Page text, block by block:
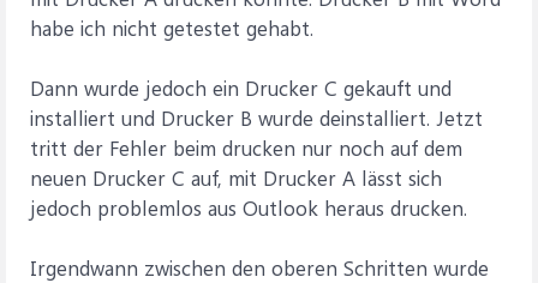
habe ich nicht getestet gehabt.
Dann wurde jedoch ein Drucker C gekauft und
installiert und Drucker B wurde deinstalliert. Jetzt
tritt der Fehler beim drucken nur noch auf dem
neuen Drucker C auf, mit Drucker A lässt sich
jedoch problemlos aus Outlook heraus drucken.
Irgendwann zwischen den oberen Schritten wurde